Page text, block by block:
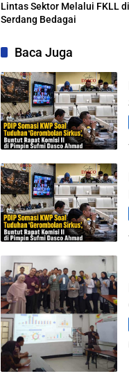
Lintas Sektor Melalui FKLL di
Serdang Bedagai
Baca Juga